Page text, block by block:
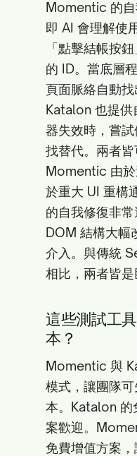
Momentic 的自
即 AI 會理解使
「點擊結帳按
的 ID。當底層
頁面脈絡自動找
Katalon 也提供
器失效時，嘗
找替代。兩者
Momentic 由於
於重大 UI 重構
的自我修復非
DOM 結構大幅
介入。與傳統
相比，兩者皆是
這些測試工
本？
Momentic 與
模式，讓團隊
本。Katalon 的
案歡迎。
免費增值方案